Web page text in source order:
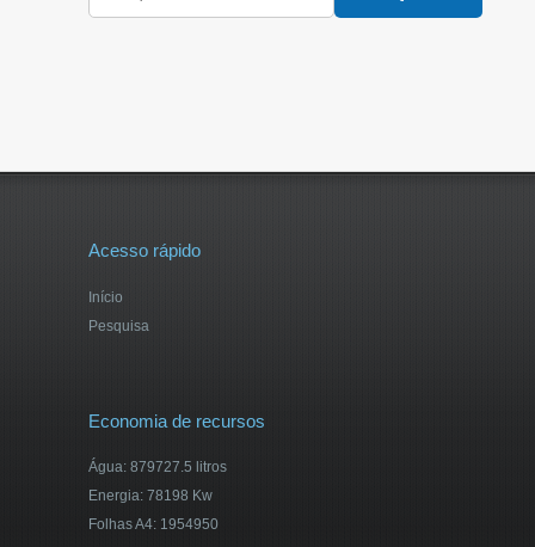
Acesso rápido
Início
Pesquisa
Economia de recursos
Água: 879727.5 litros
Energia: 78198 Kw
Folhas A4: 1954950